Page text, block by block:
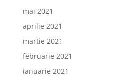
mai 2021
aprilie 2021
martie 2021
februarie 2021
ianuarie 2021